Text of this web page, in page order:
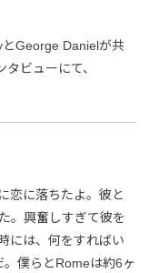
George Danielが共
ビューにて、
恋に落ちたよ。彼と
。興奮しすぎて彼を
には、何をすればい
僕らとRomeは約6ヶ